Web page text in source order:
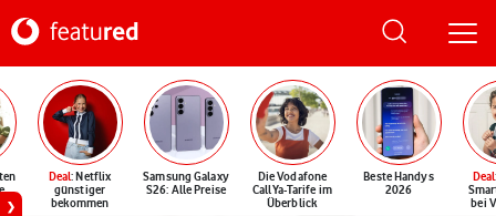
Deal: Netflix
günstiger
bekommen
Samsung Galaxy
S26: Alle Preise
Die Vodafone
CallYa-Tarife im
Überblick
Beste Handys
2026
Deal
bei